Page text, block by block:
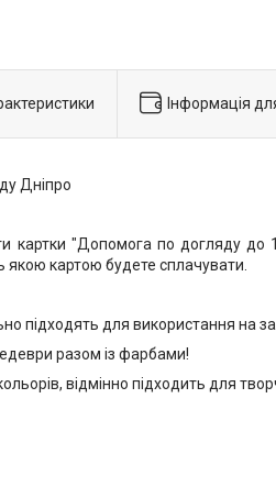
Інформація
Дніпро
картки "Допомога по догляду до
якою картою будете сплачувати.
підходять для використання на
разом із фарбами!
відмінно підходить для